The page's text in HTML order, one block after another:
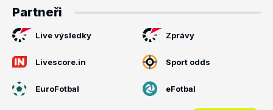
Partneři
Live výsledky Zprávy
Livescore.in Sport odds
EuroFotbal eFotbal